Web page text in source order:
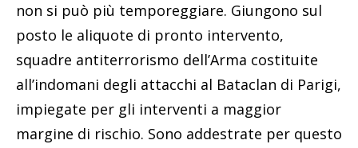
non si può più temporeggiare. Giungono sul
posto le aliquote di pronto intervento,
squadre antiterrorismo dell’Arma costituite
all’indomani degli attacchi al Bataclan di Parigi,
impiegate per gli interventi a maggior
margine di rischio. Sono addestrate per questo